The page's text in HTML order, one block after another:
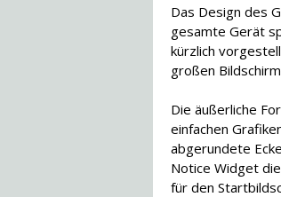
Das Design des
gesamte Gerät
kürzlich
großen
Die äußerliche
einfachen
abgerundete
Notice Widget
für den